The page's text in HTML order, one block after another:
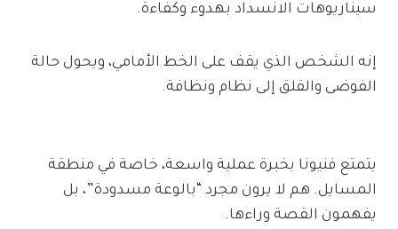
سيناريوهات الانسداد بهدوء وكفاءة.
إنه الشخص الذي يقف على الخط الأمامي، ويحول حالة
الفوضى والقلق إلى نظام ونظافة.
يتمتع فنيونا بخبرة عملية واسعة، خاصة في منطقة
المسايل. هم لا يرون مجرد “بالوعة مسدودة”، بل
يفهمون القصة وراءها.